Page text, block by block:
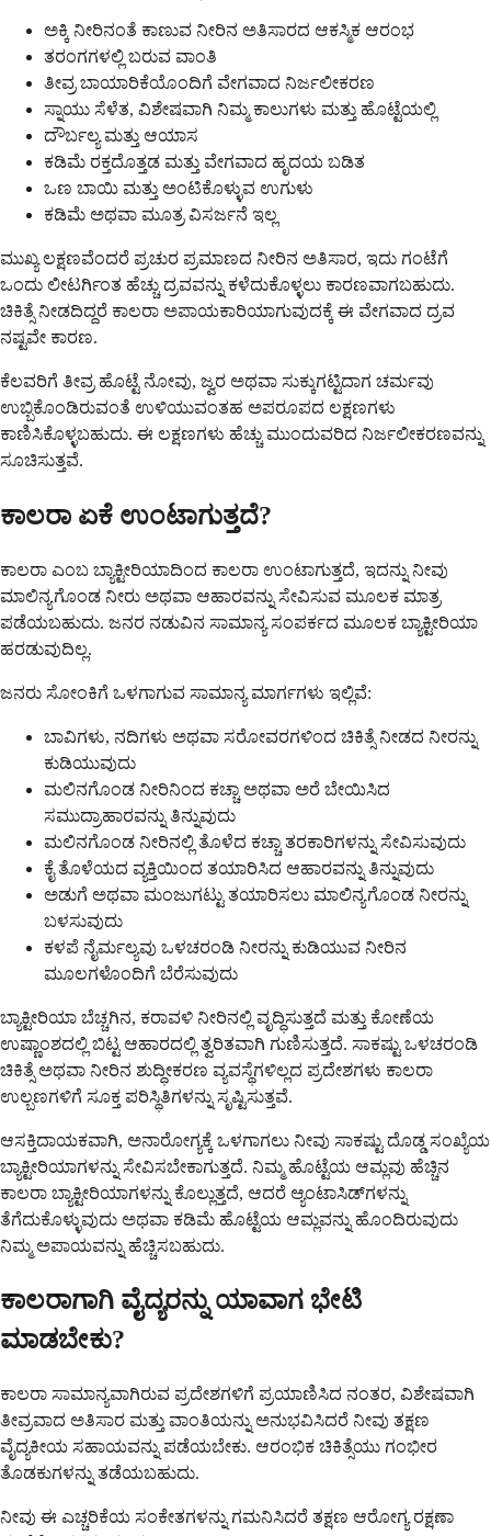
ಅಕ್ಕಿ ನೀರಿನಂತೆ ಕಾಣುವ ನೀರಿನ ಅತಿಸಾರದ ಆಕಸ್ಮಿಕ ಆರಂಭ
ತರಂಗಗಳಲ್ಲಿ ಬರುವ ವಾಂತಿ
ತೀವ್ರ ಬಾಯಾರಿಕೆಯೊಂದಿಗೆ ವೇಗವಾದ ನಿರ್ಜಲೀಕರಣ
ಸ್ನಾಯು ಸೆಳೆತ, ವಿಶೇಷವಾಗಿ ನಿಮ್ಮ ಕಾಲುಗಳು ಮತ್ತು ಹೊಟ್ಟೆಯಲ್ಲಿ
ದೌರ್ಬಲ್ಯ ಮತ್ತು ಆಯಾಸ
ಕಡಿಮೆ ರಕ್ತದೊತ್ತಡ ಮತ್ತು ವೇಗವಾದ ಹೃದಯ ಬಡಿತ
ಒಣ ಬಾಯಿ ಮತ್ತು ಅಂಟಿಕೊಳ್ಳುವ ಉಗುಳು
ಕಡಿಮೆ ಅಥವಾ ಮೂತ್ರ ವಿಸರ್ಜನೆ ಇಲ್ಲ
ಮುಖ್ಯ ಲಕ್ಷಣವೆಂದರೆ ಪ್ರಚುರ ಪ್ರಮಾಣದ ನೀರಿನ ಅತಿಸಾರ, ಇದು ಗಂಟೆಗೆ
ಒಂದು ಲೀಟರ್ಗಿಂತ ಹೆಚ್ಚು ದ್ರವವನ್ನು ಕಳೆದುಕೊಳ್ಳಲು ಕಾರಣವಾಗಬಹುದು.
ಚಿಕಿತ್ಸೆ ನೀಡದಿದ್ದರೆ ಕಾಲರಾ ಅಪಾಯಕಾರಿಯಾಗುವುದಕ್ಕೆ ಈ ವೇಗವಾದ ದ್ರವ
ನಷ್ಟವೇ ಕಾರಣ.
ಕೆಲವರಿಗೆ ತೀವ್ರ ಹೊಟ್ಟೆ ನೋವು, ಜ್ವರ ಅಥವಾ ಸುಕ್ಕುಗಟ್ಟಿದಾಗ ಚರ್ಮವು
ಉಬ್ಬಿಕೊಂಡಿರುವಂತೆ ಉಳಿಯುವಂತಹ ಅಪರೂಪದ ಲಕ್ಷಣಗಳು
ಕಾಣಿಸಿಕೊಳ್ಳಬಹುದು. ಈ ಲಕ್ಷಣಗಳು ಹೆಚ್ಚು ಮುಂದುವರಿದ ನಿರ್ಜಲೀಕರಣವನ್ನು
ಸೂಚಿಸುತ್ತವೆ.
ಕಾಲರಾ ಏಕೆ ಉಂಟಾಗುತ್ತದೆ?
ಕಾಲರಾ ಎಂಬ ಬ್ಯಾಕ್ಟೀರಿಯಾದಿಂದ ಕಾಲರಾ ಉಂಟಾಗುತ್ತದೆ, ಇದನ್ನು ನೀವು
ಮಾಲಿನ್ಯಗೊಂಡ ನೀರು ಅಥವಾ ಆಹಾರವನ್ನು ಸೇವಿಸುವ ಮೂಲಕ ಮಾತ್ರ
ಪಡೆಯಬಹುದು. ಜನರ ನಡುವಿನ ಸಾಮಾನ್ಯ ಸಂಪರ್ಕದ ಮೂಲಕ ಬ್ಯಾಕ್ಟೀರಿಯಾ
ಹರಡುವುದಿಲ್ಲ.
ಜನರು ಸೋಂಕಿಗೆ ಒಳಗಾಗುವ ಸಾಮಾನ್ಯ ಮಾರ್ಗಗಳು ಇಲ್ಲಿವೆ:
ಬಾವಿಗಳು, ನದಿಗಳು ಅಥವಾ ಸರೋವರಗಳಿಂದ ಚಿಕಿತ್ಸೆ ನೀಡದ ನೀರನ್ನು
ಕುಡಿಯುವುದು
ಮಲಿನಗೊಂಡ ನೀರಿನಿಂದ ಕಚ್ಚಾ ಅಥವಾ ಅರೆ ಬೇಯಿಸಿದ
ಸಮುದ್ರಾಹಾರವನ್ನು ತಿನ್ನುವುದು
ಮಲಿನಗೊಂಡ ನೀರಿನಲ್ಲಿ ತೊಳೆದ ಕಚ್ಚಾ ತರಕಾರಿಗಳನ್ನು ಸೇವಿಸುವುದು
ಕೈ ತೊಳೆಯದ ವ್ಯಕ್ತಿಯಿಂದ ತಯಾರಿಸಿದ ಆಹಾರವನ್ನು ತಿನ್ನುವುದು
ಅಡುಗೆ ಅಥವಾ ಮಂಜುಗಟ್ಟು ತಯಾರಿಸಲು ಮಾಲಿನ್ಯಗೊಂಡ ನೀರನ್ನು
ಬಳಸುವುದು
ಕಳಪೆ ನೈರ್ಮಲ್ಯವು ಒಳಚರಂಡಿ ನೀರನ್ನು ಕುಡಿಯುವ ನೀರಿನ
ಮೂಲಗಳೊಂದಿಗೆ ಬೆರೆಸುವುದು
ಬ್ಯಾಕ್ಟೀರಿಯಾ ಬೆಚ್ಚಗಿನ, ಕರಾವಳಿ ನೀರಿನಲ್ಲಿ ವೃದ್ಧಿಸುತ್ತದೆ ಮತ್ತು ಕೋಣೆಯ
ಉಷ್ಣಾಂಶದಲ್ಲಿ ಬಿಟ್ಟ ಆಹಾರದಲ್ಲಿ ತ್ವರಿತವಾಗಿ ಗುಣಿಸುತ್ತದೆ. ಸಾಕಷ್ಟು ಒಳಚರಂಡಿ
ಚಿಕಿತ್ಸೆ ಅಥವಾ ನೀರಿನ ಶುದ್ಧೀಕರಣ ವ್ಯವಸ್ಥೆಗಳಿಲ್ಲದ ಪ್ರದೇಶಗಳು ಕಾಲರಾ
ಉಲ್ಬಣಗಳಿಗೆ ಸೂಕ್ತ ಪರಿಸ್ಥಿತಿಗಳನ್ನು ಸೃಷ್ಟಿಸುತ್ತವೆ.
ಆಸಕ್ತಿದಾಯಕವಾಗಿ, ಅನಾರೋಗ್ಯಕ್ಕೆ ಒಳಗಾಗಲು ನೀವು ಸಾಕಷ್ಟು ದೊಡ್ಡ ಸಂಖ್ಯೆಯ
ಬ್ಯಾಕ್ಟೀರಿಯಾಗಳನ್ನು ಸೇವಿಸಬೇಕಾಗುತ್ತದೆ. ನಿಮ್ಮ ಹೊಟ್ಟೆಯ ಆಮ್ಲವು ಹೆಚ್ಚಿನ
ಕಾಲರಾ ಬ್ಯಾಕ್ಟೀರಿಯಾಗಳನ್ನು ಕೊಲ್ಲುತ್ತದೆ, ಆದರೆ ಆ್ಯಂಟಾಸಿಡ್‌ಗಳನ್ನು
ತೆಗೆದುಕೊಳ್ಳುವುದು ಅಥವಾ ಕಡಿಮೆ ಹೊಟ್ಟೆಯ ಆಮ್ಲವನ್ನು ಹೊಂದಿರುವುದು
ನಿಮ್ಮ ಅಪಾಯವನ್ನು ಹೆಚ್ಚಿಸಬಹುದು.
ಕಾಲರಾಗಾಗಿ ವೈದ್ಯರನ್ನು ಯಾವಾಗ ಭೇಟಿ
ಮಾಡಬೇಕು?
ಕಾಲರಾ ಸಾಮಾನ್ಯವಾಗಿರುವ ಪ್ರದೇಶಗಳಿಗೆ ಪ್ರಯಾಣಿಸಿದ ನಂತರ, ವಿಶೇಷವಾಗಿ
ತೀವ್ರವಾದ ಅತಿಸಾರ ಮತ್ತು ವಾಂತಿಯನ್ನು ಅನುಭವಿಸಿದರೆ ನೀವು ತಕ್ಷಣ
ವೈದ್ಯಕೀಯ ಸಹಾಯವನ್ನು ಪಡೆಯಬೇಕು. ಆರಂಭಿಕ ಚಿಕಿತ್ಸೆಯು ಗಂಭೀರ
ತೊಡಕುಗಳನ್ನು ತಡೆಯಬಹುದು.
ನೀವು ಈ ಎಚ್ಚರಿಕೆಯ ಸಂಕೇತಗಳನ್ನು ಗಮನಿಸಿದರೆ ತಕ್ಷಣ ಆರೋಗ್ಯ ರಕ್ಷಣಾ